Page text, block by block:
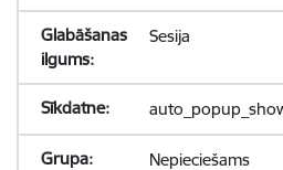
Sesija
Nepieciešams